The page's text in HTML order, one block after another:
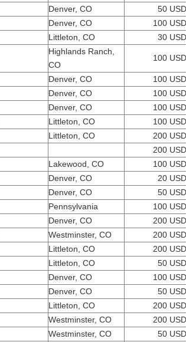
Denver, CO
50 USD
Denver, CO
100 USD
Littleton, CO 30 USD
Highlands Ranch,
CO
100 USD
Denver, CO
100 USD
Denver, CO
100 USD
Denver, CO
100 USD
Littleton, CO
100 USD
Littleton, CO
200 USD
200 USD
Lakewood, CO
100 USD
Denver, CO
20 USD
Denver, CO
50 USD
Pennsylvania
100 USD
Denver, CO
200 USD
Westminster, CO
200 USD
Littleton, CO
200 USD
Littleton, CO
50 USD
Denver, CO
100 USD
Denver, CO
50 USD
Littleton, CO
200 USD
Westminster, CO
200 USD
Westminster, CO
50 USD